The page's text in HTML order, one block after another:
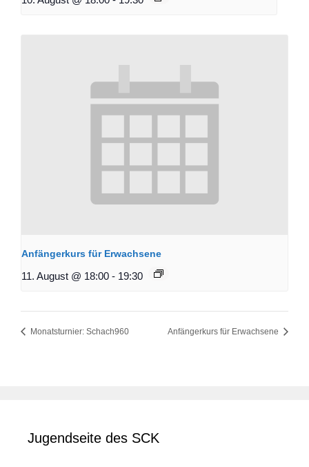
Anfängerkurs für Erwachsene
11. August @ 18:00 - 19:30
Monatsturnier: Schach960 Anfängerkurs für Erwachsene
Jugendseite des SCK